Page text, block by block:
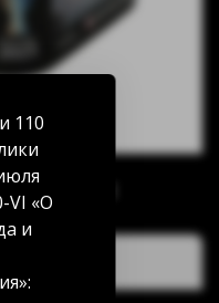
(Юдзу с
110
VI «О
и